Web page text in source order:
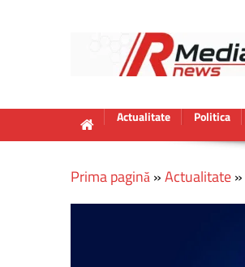
Actualitate Politica
Prima pagină»Actualitate»